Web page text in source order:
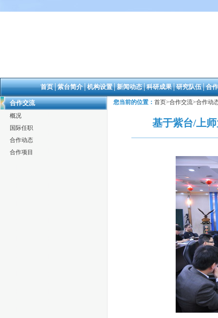
首页│紫台简介│机构设置│新闻动态│科研成果│研究队伍│合
合作交流
概况
国际任职
合作动态
合作项目
您当前的位置： 首页>合作交流>合作动
基于紫台/上